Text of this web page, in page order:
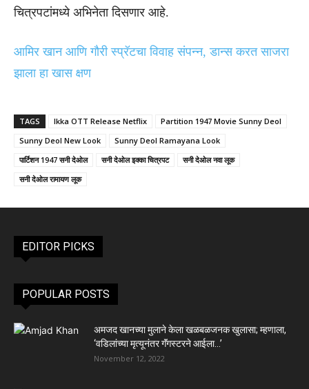
चित्रपटांमध्ये अभिनेता दिसणार आहे.
आमिर खान आणि गौरी स्प्रॅटचा विवाह संपन्न, डान्स करत साजरा
झाला हा खास क्षण
TAGS Ikka OTT Release Netflix
Partition 1947 Movie Sunny Deol
Sunny Deol New Look
Sunny Deol Ramayana Look
पार्टिशन 1947 सनी देओल
सनी देओल इक्का चित्रपट
सनी देओल नवा लूक
सनी देओल रामायण लूक
EDITOR PICKS
POPULAR POSTS
अमजद खानच्या मुलाने केला खळबळजनक खुलासा; म्हणाला,
‘वडिलांच्या मृत्यूनंतर गॅंगस्टरने आईला…’
November 12, 2022